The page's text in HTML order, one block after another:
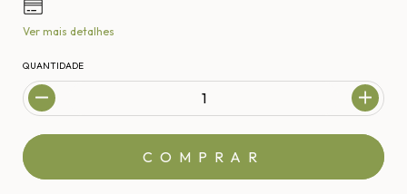
Ver mais detalhes
QUANTIDADE